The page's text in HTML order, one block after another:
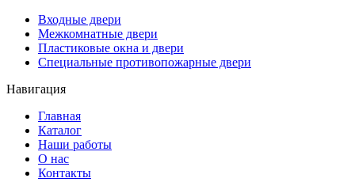
Входные двери
Межкомнатные двери
Пластиковые окна и двери
Специальные противопожарные двери
Навигация
Главная
Каталог
Наши работы
О нас
Контакты